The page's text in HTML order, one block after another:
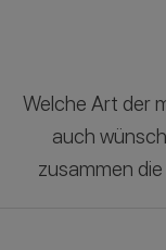
Welche Art der
auch
zusammen